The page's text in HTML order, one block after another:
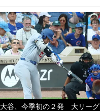
大谷、今季初の２発 大リーグ